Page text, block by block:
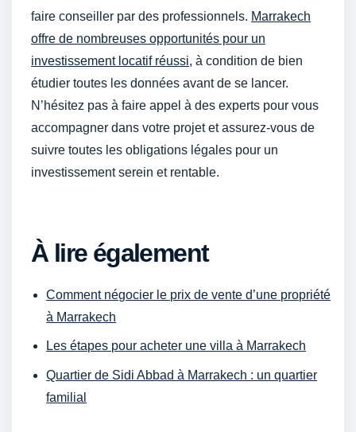
faire conseiller par des professionnels. Marrakech
offre de nombreuses opportunités pour un
investissement locatif réussi, à condition de bien
étudier toutes les données avant de se lancer.
N’hésitez pas à faire appel à des experts pour vous
accompagner dans votre projet et assurez-vous de
suivre toutes les obligations légales pour un
investissement serein et rentable.
À lire également
Comment négocier le prix de vente d’une propriété
à Marrakech
Les étapes pour acheter une villa à Marrakech
Quartier de Sidi Abbad à Marrakech : un quartier
familial